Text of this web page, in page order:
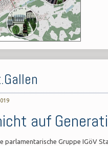
auf
parlamentarische Gruppe IGöV